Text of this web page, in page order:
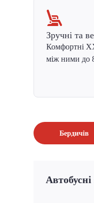
Зручні та
Комфортні
між ними до
Бердичів